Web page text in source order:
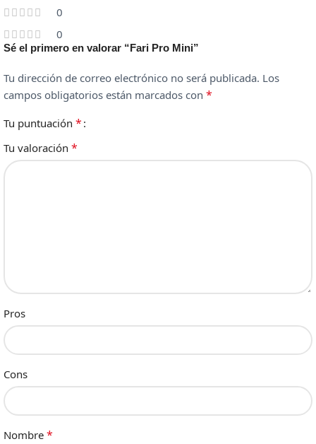
0
0
Sé el primero en valorar “Fari Pro Mini”
Tu dirección de correo electrónico no será publicada. Los
campos obligatorios están marcados con *
Tu puntuación *
Tu valoración *
Pros
Cons
Nombre *